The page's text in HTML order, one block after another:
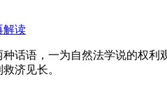
读
种话语，一为自然法学说的权
济见长。